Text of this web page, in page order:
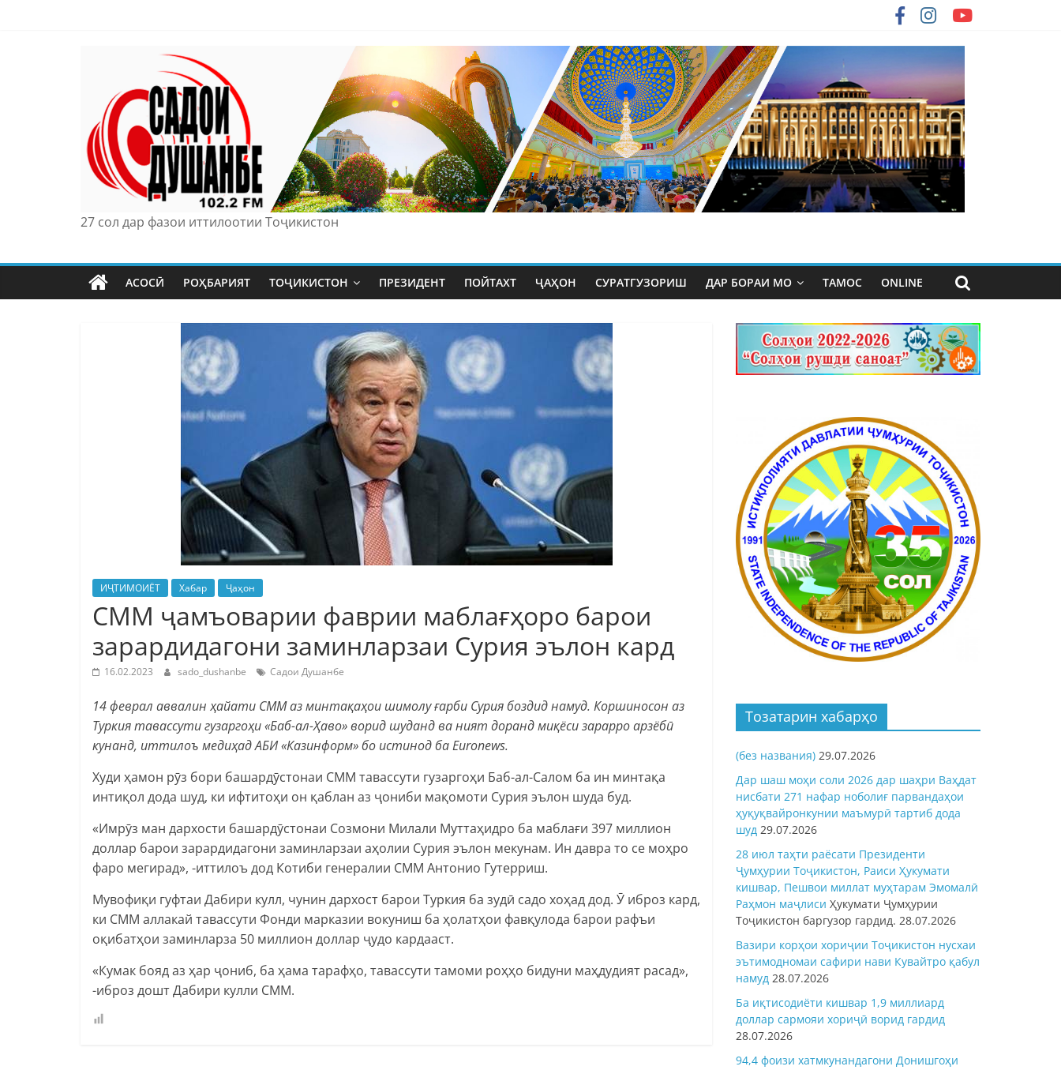
27 сол дар фазои иттилоотии Тоҷикистон
АСОСӢ РОҲБАРИЯТ ТОҶИКИСТОН ПРЕЗИДЕНТ ПОЙТАХТ ҶАҲОН СУРАТГУЗОРИШ ДАР БОРАИ МО ТАМОС ONLINE
ИҶТИМОИЁТ Хабар Ҷаҳон
СММ ҷамъоварии фаврии маблағҳоро барои
зарардидагони заминларзаи Сурия эълон кард
16.02.2023 sado_dushanbe Садои Душанбе
14 феврал аввалин ҳайати СММ аз минтақаҳои шимолу ғарби Сурия боздид намуд. Коршиносон аз
Туркия тавассути гузаргоҳи «Баб-ал-Ҳаво» ворид шуданд ва ният доранд миқёси зарарро арзёбӣ
кунанд, иттилоъ медиҳад АБИ «Казинформ» бо истинод ба Euronews.
Худи ҳамон рӯз бори башардӯстонаи СММ тавассути гузаргоҳи Баб-ал-Салом ба ин минтақа
интиқол дода шуд, ки ифтитоҳи он қаблан аз ҷониби мақомоти Сурия эълон шуда буд.
«Имрӯз ман дархости башардӯстонаи Созмони Милали Муттаҳидро ба маблағи 397 миллион
доллар барои зарардидагони заминларзаи аҳолии Сурия эълон мекунам. Ин давра то се моҳро
фаро мегирад», -иттилоъ дод Котиби генералии СММ Антонио Гутерриш.
Мувофиқи гуфтаи Дабири кулл, чунин дархост барои Туркия ба зудӣ садо хоҳад дод. Ӯ иброз кард,
ки СММ аллакай тавассути Фонди марказии вокуниш ба ҳолатҳои фавқулода барои рафъи
оқибатҳои заминларза 50 миллион доллар ҷудо кардааст.
«Кумак бояд аз ҳар ҷониб, ба ҳама тарафҳо, тавассути тамоми роҳҳо бидуни маҳдудият расад»,
-иброз дошт Дабири кулли СММ.
Тозатарин хабарҳо
(без названия) 29.07.2026
Дар шаш моҳи соли 2026 дар шаҳри Ваҳдат
нисбати 271 нафар ноболиғ парвандаҳои
ҳуқуқвайронкунии маъмурӣ тартиб дода
шуд 29.07.2026
28 июл таҳти раёсати Президенти
Ҷумҳурии Тоҷикистон, Раиси Ҳукумати
кишвар, Пешвои миллат муҳтарам Эмомалӣ
Раҳмон маҷлиси Ҳукумати Ҷумҳурии
Тоҷикистон баргузор гардид. 28.07.2026
Вазири корҳои хориҷии Тоҷикистон нусхаи
эътимодномаи сафири нави Кувайтро қабул
намуд 28.07.2026
Ба иқтисодиёти кишвар 1,9 миллиард
доллар сармояи хориҷӣ ворид гардид
28.07.2026
94,4 фоизи хатмкунандагони Донишгоҳи